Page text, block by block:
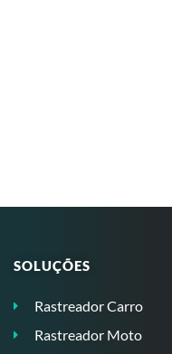
SOLUÇÕES
Rastreador Carro
Rastreador Moto